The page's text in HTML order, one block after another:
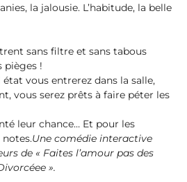
la jalousie. L’habitude, la belle
sans filtre et sans tabous
pièges !
vous entrerez dans la salle,
vous serez prêts à faire péter les
leur chance… Et pour les
Une comédie interactive
de « Faites l’amour pas des
».